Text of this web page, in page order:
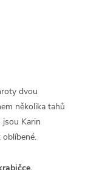
dvou
několika tahů
Karin